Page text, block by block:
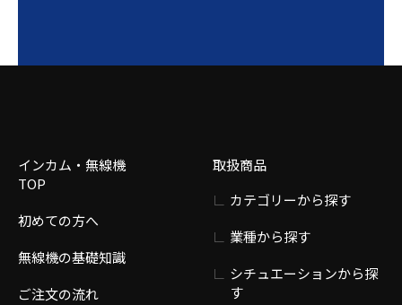
インカム・無線機
TOP
初めての方へ
無線機の基礎知識
ご注文の流れ
取扱商品
カテゴリーから探す
業種から探す
シチュエーションから探
す